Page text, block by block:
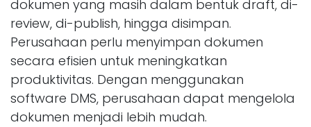
dokumen yang masih dalam bentuk draft, di-
review, di-publish, hingga disimpan.
Perusahaan perlu menyimpan dokumen
secara efisien untuk meningkatkan
produktivitas. Dengan menggunakan
software DMS, perusahaan dapat mengelola
dokumen menjadi lebih mudah.